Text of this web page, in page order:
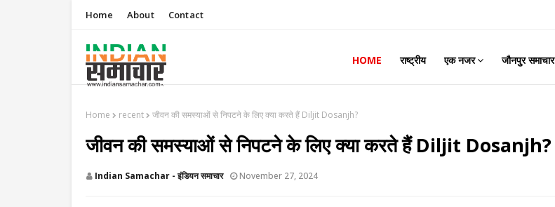
Home About Contact
HOME राष्ट्रीय एक नजर जौनपुर समाचार
Home recent जीवन की समस्याओं से निपटने के लिए क्या करते हैं Diljit Dosanjh?
जीवन की समस्याओं से निपटने के लिए क्या करते हैं Diljit Dosanjh?
Indian Samachar - इंडियन समाचार November 27, 2024